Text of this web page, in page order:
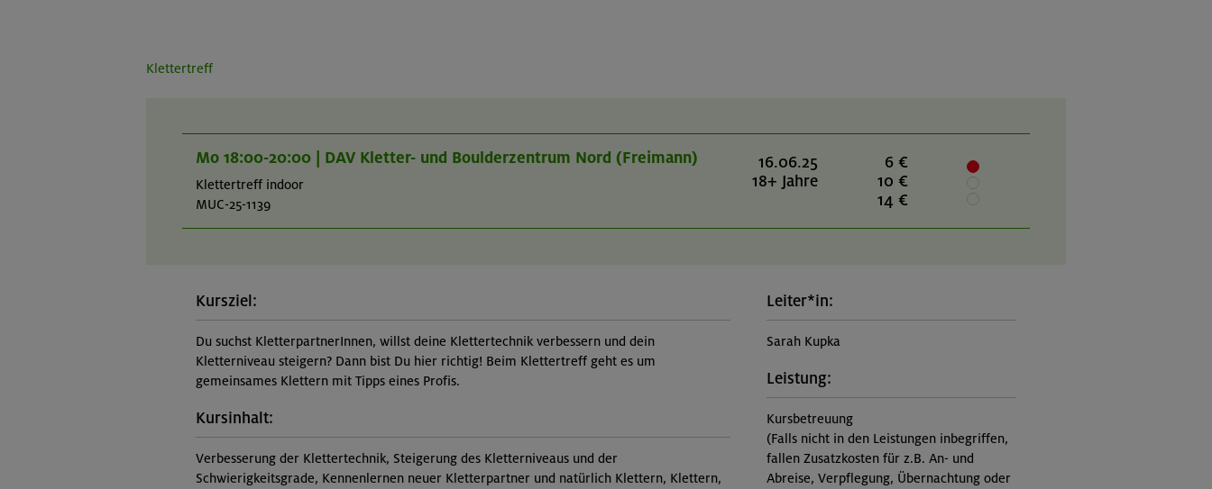
Klettertreff
Mo 18:00-20:00 | DAV Kletter- und Boulderzentrum Nord (Freimann)
Klettertreff indoor
MUC-25-1139
16.06.25
18+ Jahre
6 €
10 €
14 €
Kursziel:
Du suchst KletterpartnerInnen, willst deine Klettertechnik verbessern und dein
Kletterniveau steigern? Dann bist Du hier richtig! Beim Klettertreff geht es um
gemeinsames Klettern mit Tipps eines Profis.
Kursinhalt:
Verbesserung der Klettertechnik, Steigerung des Kletterniveaus und der
Schwierigkeitsgrade, Kennenlernen neuer Kletterpartner und natürlich Klettern, Klettern,
Leiter*in:
Sarah Kupka
Leistung:
Kursbetreuung
(Falls nicht in den Leistungen inbegriffen,
fallen Zusatzkosten für z.B. An- und
Abreise, Verpflegung, Übernachtung oder